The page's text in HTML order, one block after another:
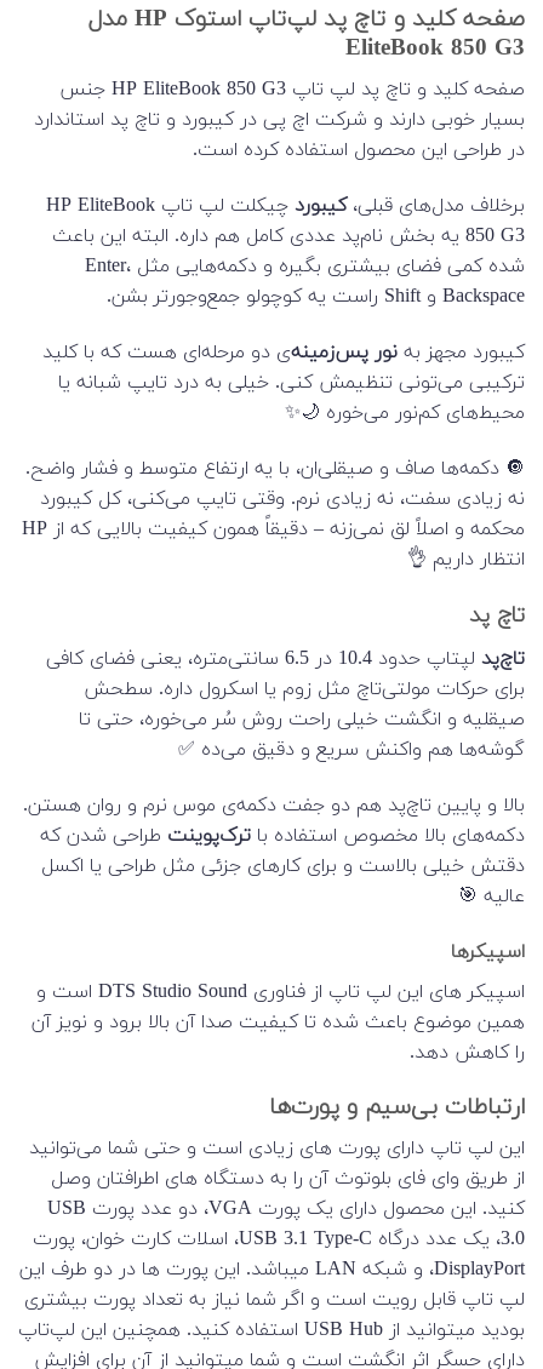
صفحه کلید و تاچ پد لپ‌تاپ استوک HP مدل
EliteBook 850 G3
صفحه کلید و تاچ پد لپ تاپ HP EliteBook 850 G3 جنس
بسیار خوبی دارند و شرکت اچ پی در کیبورد و تاچ پد استاندارد
در طراحی این محصول استفاده کرده است.
برخلاف مدل‌های قبلی،کیبورد
چیکلت لپ تاپ HP EliteBook
850 G3 یه بخش نام‌پد عددی کامل هم داره. البته این باعث
شده کمی فضای بیشتری بگیره و دکمه‌هایی مثل Enter،
Backspace و Shift راست یه کوچولو جمع‌وجورتر بشن.
کیبورد مجهز به نور پس‌زمینه‌ی دو مرحله‌ای هست که با کلید
ترکیبی می‌تونی تنظیمش کنی. خیلی به درد تایپ شبانه یا
محیط‌های کم‌نور می‌خوره 🌙✨
🔘 دکمه‌ها صاف و صیقلی‌ان، با یه ارتفاع متوسط و فشار واضح.
نه زیادی سفت، نه زیادی نرم. وقتی تایپ می‌کنی، کل کیبورد
محکمه و اصلاً لق نمی‌زنه – دقیقاً همون کیفیت بالایی که از HP
انتظار داریم 👌
تاچ پد
تاچ‌پد
لپتاپ حدود 10.4 در 6.5 سانتی‌متره، یعنی فضای کافی
برای حرکات مولتی‌تاچ مثل زوم یا اسکرول داره. سطحش
صیقلیه و انگشت خیلی راحت روش سُر می‌خوره، حتی تا
گوشه‌ها هم واکنش سریع و دقیق می‌ده ✅
بالا و پایین تاچ‌پد هم دو جفت دکمه‌ی موس نرم و روان هستن.
دکمه‌های بالا مخصوص استفاده با ترک‌پوینت طراحی شدن که
دقتش خیلی بالاست و برای کارهای جزئی مثل طراحی یا اکسل
عالیه 🎯
اسپیکرها
اسپیکر های این لپ تاپ از فناوری DTS Studio Sound است و
همین موضوع باعث شده تا کیفیت صدا آن بالا برود و نویز آن
را کاهش دهد.
ارتباطات بی‌سیم و پورت‌ها
این لپ تاپ دارای پورت های زیادی است و حتی شما می‌توانید
از طریق وای فای بلوتوث آن را به دستگاه های اطرافتان وصل
کنید. این محصول دارای یک پورت VGA، دو عدد پورت USB
3.0، یک عدد درگاه USB 3.1 Type-C، اسلات کارت خوان، پورت
DisplayPort، و شبکه LAN میباشد. این پورت ها در دو طرف این
لپ تاپ قابل رویت است و اگر شما نیاز به تعداد پورت بیشتری
بودید میتوانید از USB Hub استفاده کنید. همچنین این لپ‌تاپ
دارای حسگر اثر انگشت است و شما میتوانید از آن برای افزایش